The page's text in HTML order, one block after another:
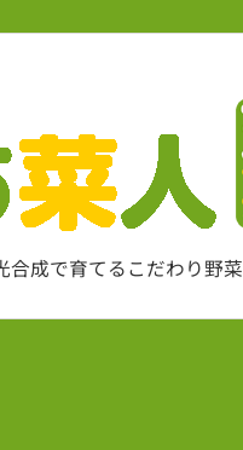
合成で育てるこだわり野菜